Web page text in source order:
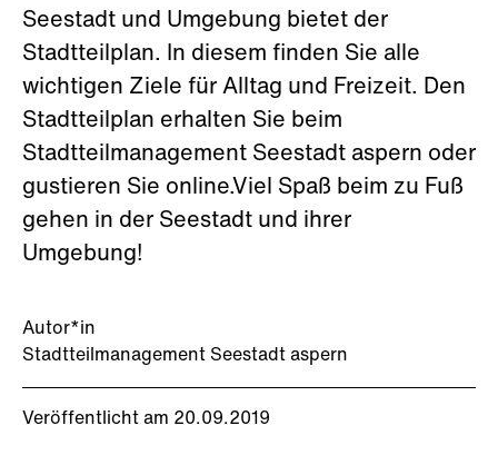
Autor*in
Stadtteilmanagement Seestadt aspern
Veröffentlicht am 20.09.2019
Seestadt und Umgebung bietet der
Stadtteilplan. In diesem finden Sie alle
wichtigen Ziele für Alltag und Freizeit. Den
Stadtteilplan erhalten Sie beim
Stadtteilmanagement Seestadt aspern oder
gustieren Sie online.Viel Spaß beim zu Fuß
gehen in der Seestadt und ihrer
Umgebung!